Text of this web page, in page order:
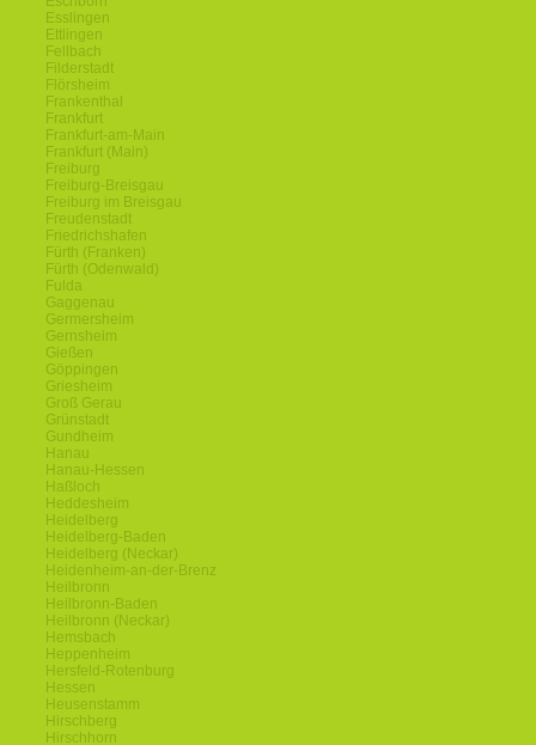
Esslingen
Ettlingen
Fellbach
Filderstadt
Flörsheim
Frankenthal
Frankfurt
Frankfurt-am-Main
Frankfurt (Main)
Freiburg
Freiburg-Breisgau
Freiburg im Breisgau
Freudenstadt
Friedrichshafen
Fürth (Franken)
Fürth (Odenwald)
Fulda
Gaggenau
Germersheim
Gernsheim
Gießen
Göppingen
Griesheim
Groß Gerau
Grünstadt
Gundheim
Hanau
Hanau-Hessen
Haßloch
Heddesheim
Heidelberg
Heidelberg-Baden
Heidelberg (Neckar)
Heidenheim-an-der-Brenz
Heilbronn
Heilbronn-Baden
Heilbronn (Neckar)
Hemsbach
Heppenheim
Hersfeld-Rotenburg
Hessen
Heusenstamm
Hirschberg
Hirschhorn